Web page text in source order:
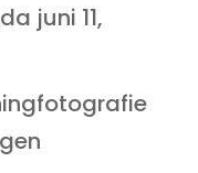
juni 11,